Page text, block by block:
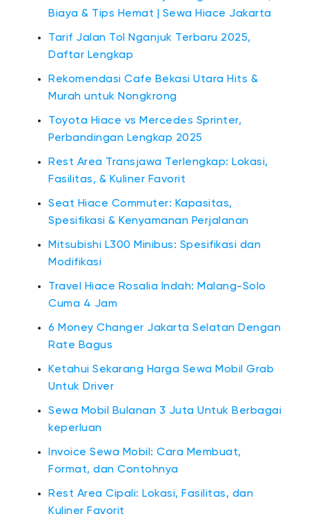
Biaya & Tips Hemat | Sewa Hiace Jakarta
Tarif Jalan Tol Nganjuk Terbaru 2025,
Daftar Lengkap
Rekomendasi Cafe Bekasi Utara Hits &
Murah untuk Nongkrong
Toyota Hiace vs Mercedes Sprinter,
Perbandingan Lengkap 2025
Rest Area Transjawa Terlengkap: Lokasi,
Fasilitas, & Kuliner Favorit
Seat Hiace Commuter: Kapasitas,
Spesifikasi & Kenyamanan Perjalanan
Mitsubishi L300 Minibus: Spesifikasi dan
Modifikasi
Travel Hiace Rosalia Indah: Malang-Solo
Cuma 4 Jam
6 Money Changer Jakarta Selatan Dengan
Rate Bagus
Ketahui Sekarang Harga Sewa Mobil Grab
Untuk Driver
Sewa Mobil Bulanan 3 Juta Untuk Berbagai
keperluan
Invoice Sewa Mobil: Cara Membuat,
Format, dan Contohnya
Rest Area Cipali: Lokasi, Fasilitas, dan
Kuliner Favorit